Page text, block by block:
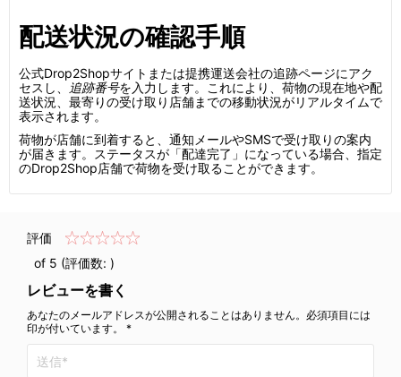
配送状況の確認手順
公式Drop2Shopサイトまたは提携運送会社の追跡ページにアク
セスし、
追跡番号を入力します。これにより、荷物の現在地や配
送状況、最寄りの受け取り店舗までの移動状況がリアルタイムで
表示されます。
荷物が店舗に到着すると、通知メールやSMSで受け取りの案内
が届きます。ステータスが「配達完了」になっている場合、指定
のDrop2Shop店舗で荷物を受け取ることができます。
評価
of 5 (評価数: )
レビューを書く
あなたのメールアドレスが公開されることはありません。必須項目には
印が付いています。 *